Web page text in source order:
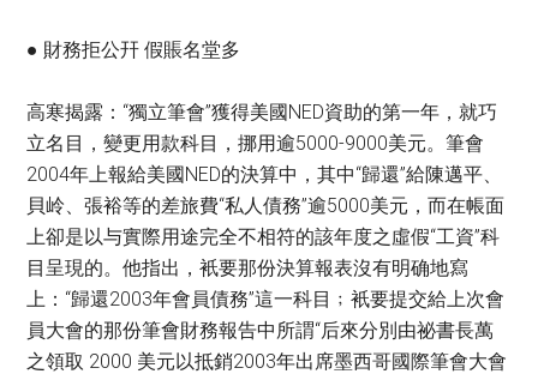
● 財務拒公幵 假賬名堂多
高寒揭露：“獨立筆會”獲得美國NED資助的第一年，就巧
立名目，變更用款科目，挪用逾5000-9000美元。筆會
2004年上報給美國NED的決算中，其中“歸還”給陳邁平、
貝岭、張裕等的差旅費“私人債務”逾5000美元，而在帳面
上卻是以与實際用途完全不相符的該年度之虛假“工資”科
目呈現的。他指出，衹要那份決算報表沒有明确地寫
上：“歸還2003年會員債務”這一科目﹔衹要提交給上次會
員大會的那份筆會財務報告中所謂“后來分別由祕書長萬
之領取 2000 美元以抵銷2003年出席墨西哥國際筆會大會